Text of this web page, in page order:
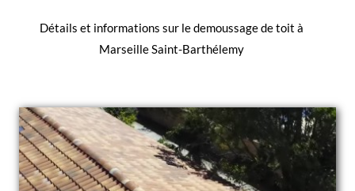
Détails et informations sur ledemoussage de toit à
Marseille Saint-Barthélemy